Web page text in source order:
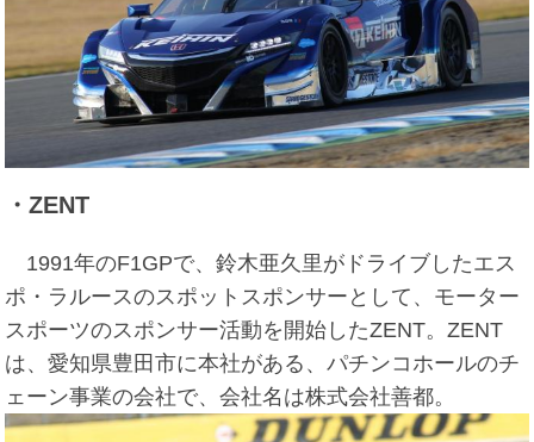
・ZENT
1991年のF1GPで、鈴木亜久里がドライブしたエス
ポ・ラルースのスポットスポンサーとして、モーター
スポーツのスポンサー活動を開始したZENT。ZENT
は、愛知県豊田市に本社がある、パチンコホールのチ
ェーン事業の会社で、会社名は株式会社善都。